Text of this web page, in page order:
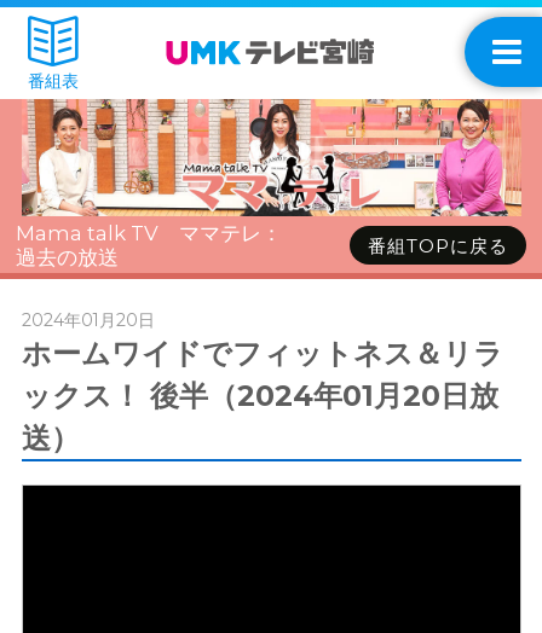
番組表
Mama talk TV ママテレ：
過去の放送
番組TOPに戻る
2024年01月20日
ホームワイドでフィットネス＆リラ
ックス！ 後半（2024年01月20日放
送）